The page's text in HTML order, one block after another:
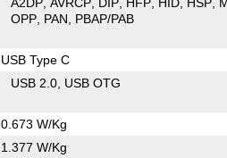
OPP PAN PBAP/PAB
USB Type C
USB 2.0 USB OTG
0.673 W/Kg
1.377 W/Kg